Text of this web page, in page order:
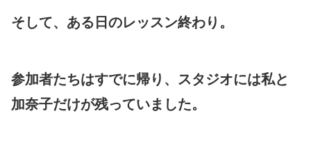
そして、ある日のレッスン終わり。
参加者たちはすでに帰り、スタジオには私と
加奈子だけが残っていました。